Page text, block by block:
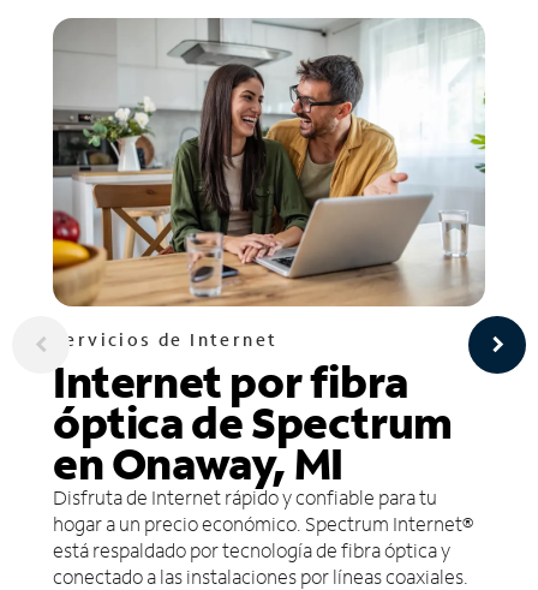
Servicios de Internet
Internet por fibra
óptica de Spectrum
en Onaway, MI
Disfruta de Internet rápido y confiable para tu
hogar a un precio económico. Spectrum Internet®
está respaldado por tecnología de fibra óptica y
conectado a las instalaciones por líneas coaxiales.